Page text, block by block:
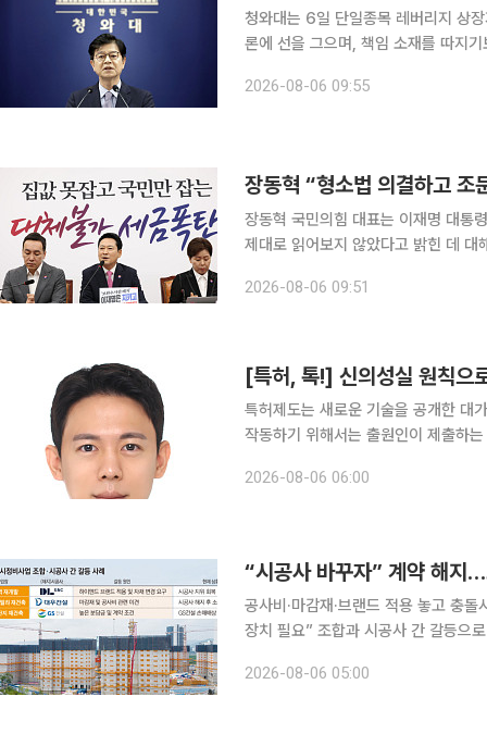
청와대는 6일 단일종목 레버리지 상
론에 선을 그으며, 책임 소재를 따지
의 인터뷰에서 "부동산은 물론이고
2026-08-06 09:55
장동혁 “형소법 의결하고
장동혁 국민의힘 대표는 이재명 대통
제대로 읽어보지 않았다고 밝힌 데 대
한민국 전체가 떠들썩했고 국민 60%
2026-08-06 09:51
[특허, 톡!] 신의성실 원칙으
특허제도는 새로운 기술을 공개한 대
작동하기 위해서는 출원인이 제출하
근거로 특허침해 소송까지 제기하는
2026-08-06 06:00
“시공사 바꾸자” 계약 해지
공사비·마감재·브랜드 적용 놓고 충
장치 필요” 조합과 시공사 간 갈등으로 도시정비사업이 멈춰 서는 사례가 잇따르고 있다. 공사비와
2026-08-06 05:00